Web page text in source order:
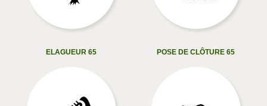
ELAGUEUR 65 POSE DE CLÔTURE 65